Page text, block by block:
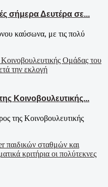
σήμερα Δευτέρα σε...
καύσωνα, με τις πολύ
Κοινοβουλευτικής...
της Κοινοβουλευτικής